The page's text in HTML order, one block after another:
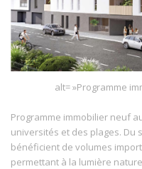
alt= »Programme
Programme immobilier neuf
universités et des plages. Du
bénéficient de volumes
permettant à la lumière